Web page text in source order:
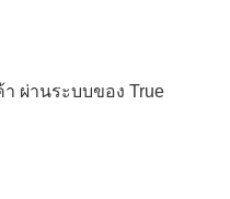
ผ่านระบบของ True